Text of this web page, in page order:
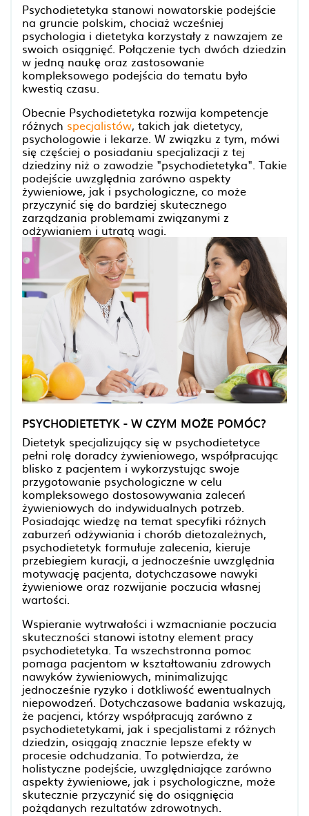
Psychodietetyka stanowi nowatorskie podejście
na gruncie polskim, chociaż wcześniej
psychologia i dietetyka korzystały z nawzajem ze
swoich osiągnięć. Połączenie tych dwóch dziedzin
w jedną naukę oraz zastosowanie
kompleksowego podejścia do tematu było
kwestią czasu.
Obecnie Psychodietetyka rozwija kompetencje
różnych specjalistów, takich jak dietetycy,
psychologowie i lekarze. W związku z tym, mówi
się częściej o posiadaniu specjalizacji z tej
dziedziny niż o zawodzie "psychodietetyka". Takie
podejście uwzględnia zarówno aspekty
żywieniowe, jak i psychologiczne, co może
przyczynić się do bardziej skutecznego
zarządzania problemami związanymi z
odżywianiem i utratą wagi.
PSYCHODIETETYK - W CZYM MOŻE POMÓC?
Dietetyk specjalizujący się w psychodietetyce
pełni rolę doradcy żywieniowego, współpracując
blisko z pacjentem i wykorzystując swoje
przygotowanie psychologiczne w celu
kompleksowego dostosowywania zaleceń
żywieniowych do indywidualnych potrzeb.
Posiadając wiedzę na temat specyfiki różnych
zaburzeń odżywiania i chorób dietozależnych,
psychodietetyk formułuje zalecenia, kieruje
przebiegiem kuracji, a jednocześnie uwzględnia
motywację pacjenta, dotychczasowe nawyki
żywieniowe oraz rozwijanie poczucia własnej
wartości.
Wspieranie wytrwałości i wzmacnianie poczucia
skuteczności stanowi istotny element pracy
psychodietetyka. Ta wszechstronna pomoc
pomaga pacjentom w kształtowaniu zdrowych
nawyków żywieniowych, minimalizując
jednocześnie ryzyko i dotkliwość ewentualnych
niepowodzeń. Dotychczasowe badania wskazują,
że pacjenci, którzy współpracują zarówno z
psychodietetykami, jak i specjalistami z różnych
dziedzin, osiągają znacznie lepsze efekty w
procesie odchudzania. To potwierdza, że
holistyczne podejście, uwzględniające zarówno
aspekty żywieniowe, jak i psychologiczne, może
skutecznie przyczynić się do osiągnięcia
pożądanych rezultatów zdrowotnych.